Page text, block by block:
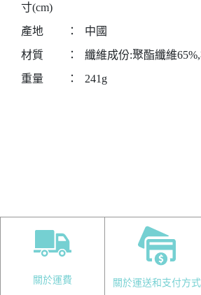
寸(cm)
產地 ：
中國
材質
：
纖維成份:聚酯纖維
重量
： 241g
關於運費 關於運送和支付方式